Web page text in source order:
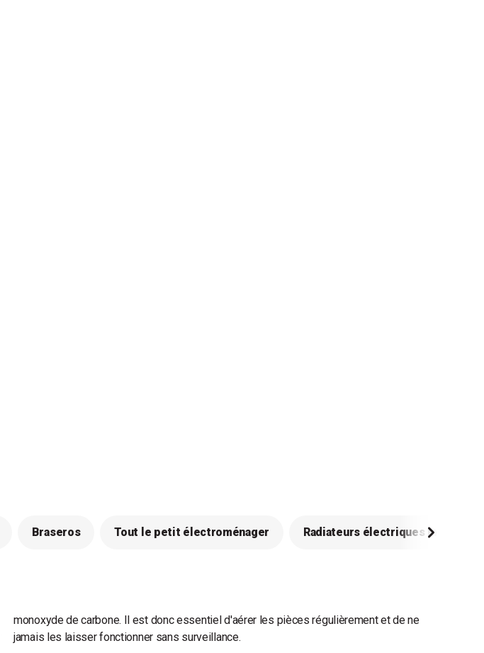
Braseros Tout le petit électroménager Radiateurs électriques mobiles
monoxyde de carbone. Il est donc essentiel d'aérer les pièces régulièrement et de ne
jamais les laisser fonctionner sans surveillance.